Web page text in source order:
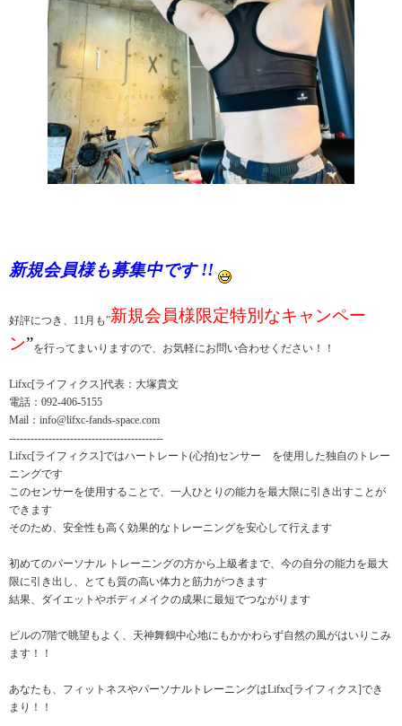
新規会員様も募集中です!!
好評につき、11月も”新規会員様限定特別なキャンペー
ン”を行ってまいりますので、お気軽にお問い合わせください！！
Lifxc[ライフィクス]代表：大塚貴文
電話：092-406-5155
Mail：info@lifxc-fands-space.com
-------------------------------------------
Lifxc[ライフィクス]ではハートレート(心拍)センサー を使用した独自のトレー
ニングです
このセンサーを使用することで、一人ひとりの能力を最大限に引き出すことが
できます
そのため、安全性も高く効果的なトレーニングを安心して行えます
初めてのパーソナル トレーニングの方から上級者まで、今の自分の能力を最大
限に引き出し、とても質の高い体力と筋力がつきます
結果、ダイエットやボディメイクの成果に最短でつながります
ビルの7階で眺望もよく、天神舞鶴中心地にもかかわらず自然の風がはいりこみ
ます！！
あなたも、フィットネスやパーソナルトレーニングはLifxc[ライフィクス]でき
まり！！